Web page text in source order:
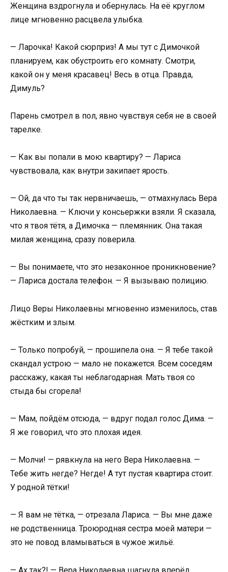
Женщина вздрогнула и обернулась. На её круглом
лице мгновенно расцвела улыбка.
— Ларочка! Какой сюрприз! А мы тут с Димочкой
планируем, как обустроить его комнату. Смотри,
какой он у меня красавец! Весь в отца. Правда,
Димуль?
Парень смотрел в пол, явно чувствуя себя не в своей
тарелке.
— Как вы попали в мою квартиру? — Лариса
чувствовала, как внутри закипает ярость.
— Ой, да что ты так нервничаешь, — отмахнулась Вера
Николаевна. — Ключи у консьержки взяли. Я сказала,
что я твоя тётя, а Димочка — племянник. Она такая
милая женщина, сразу поверила.
— Вы понимаете, что это незаконное проникновение?
— Лариса достала телефон. — Я вызываю полицию.
Лицо Веры Николаевны мгновенно изменилось, став
жёстким и злым.
— Только попробуй, — прошипела она. — Я тебе такой
скандал устрою — мало не покажется. Всем соседям
расскажу, какая ты неблагодарная. Мать твоя со
стыда бы сгорела!
— Мам, пойдём отсюда, — вдруг подал голос Дима. —
Я же говорил, что это плохая идея.
— Молчи! — рявкнула на него Вера Николаевна. —
Тебе жить негде? Негде! А тут пустая квартира стоит.
У родной тётки!
— Я вам не тётка, — отрезала Лариса. — Вы мне даже
не родственница. Троюродная сестра моей матери —
это не повод вламываться в чужое жильё.
— Ах так?! — Вера Николаевна шагнула вперёд,